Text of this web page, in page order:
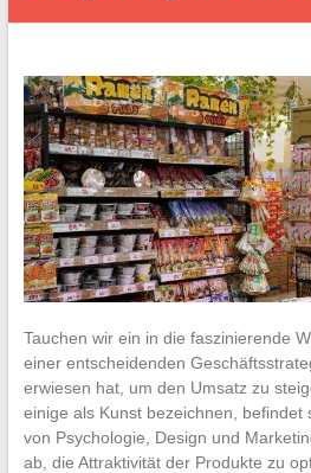
Tauchen wir ein in die faszinierende
einer entscheidenden
erwiesen hat, um den Umsatz zu
einige als Kunst bezeichnen, befindet
von Psychologie, Design und
ab, die Attraktivität der Produkte zu